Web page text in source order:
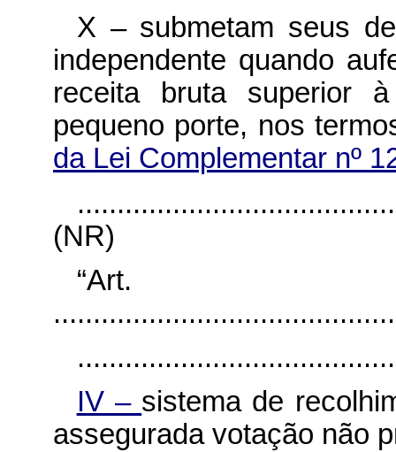
X – submetam seus
independente quando
receita bruta superior
pequeno porte, nos
da Lei Complementar nº
(NR)
IV – sistema de
assegurada votação não